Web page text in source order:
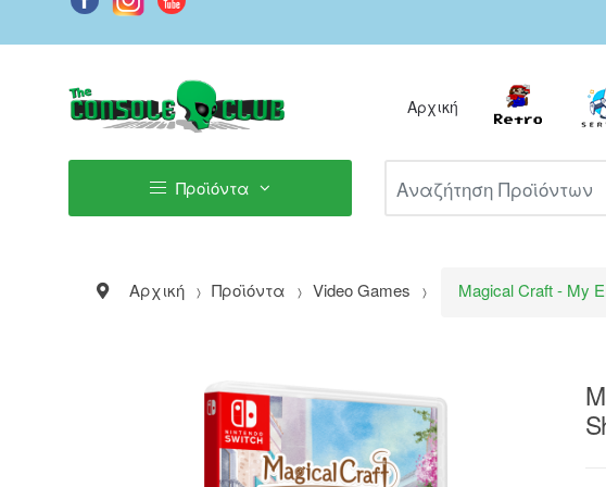
Αρχική
Προϊόντα
Αρχική Προϊόντα Video Games Magical Craft - My